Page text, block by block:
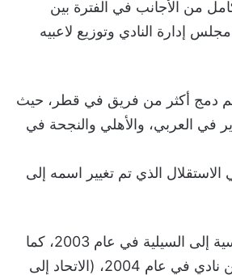
من الأجانب في الفترة بين
من مجلس إدارة النادي وتوزيع لاعبيه
عام 1971-72 تم دمج أكثر من فريق في قطر، حيث
في العربي، والأهلي والنجحة في
الاستقلال الذي تم تغيير اسمه إلى
وتم تغيير اسم القادسية إلى السيلية في عام 2003، كما
تم تغيير أسم أكثر من نادي في عام 2004، (الاتحاد إلى